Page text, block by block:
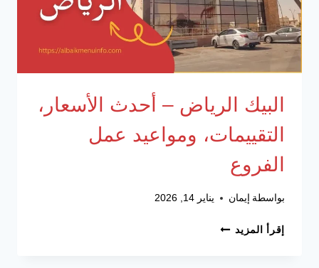
البيك الرياض – أحدث الأسعار،
التقييمات، ومواعيد عمل
الفروع
بواسطة إيمان يناير 14, 2026
إقرأ المزيد البيك